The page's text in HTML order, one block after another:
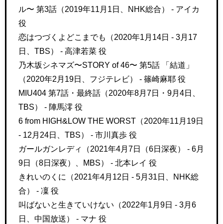
ル〜 第3話（2019年11月1日、NHK総合） - アイカ
役
恋はつづくよどこまでも（2020年1月14日 - 3月17
日、TBS） - 高津若菜 役
乃木坂シネマズ〜STORY of 46〜 第5話 「結道」
（2020年2月19日、フジテレビ） - 篠崎麻耶 役
MIU404 第7話・最終話（2020年8月7日・9月4日、
TBS） - 陣馬澪 役
6 from HIGH&LOW THE WORST（2020年11月19日
- 12月24日、TBS） - 市川真歩 役
ガールガンレディ（2021年4月7日（6日深夜） - 6月
9日（8日深夜）、MBS） - 北本レイ 役
きれいのくに（2021年4月12日 - 5月31日、NHK総
合） - 凜 役
叫ばないと生きていけない（2022年1月9日 - 3月6
日、中国放送） - マナ 役